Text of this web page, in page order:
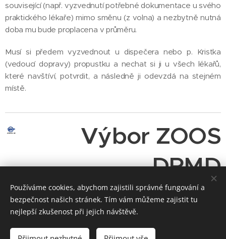
související (např. vyzvednutí potřebné dokumentace u svého
praktického lékaře) mimo směnu (z volna) a nezbytně nutná
doba mu bude proplacena v průměru.
Musí si předem vyzvednout u dispečera nebo p. Kristka
(vedoucí dopravy) propustku a nechat si ji u všech lékařů,
které navštíví, potvrdit, a následně ji odevzdá na stejném
místě.
Výbor ZOOS
DPMD
Share
Používáme cookies, abychom zajistili správné fungování a
bezpečnost našich stránek. Tím vám můžeme zajistit tu
nejlepší zkušenost při jejich návštěvě.